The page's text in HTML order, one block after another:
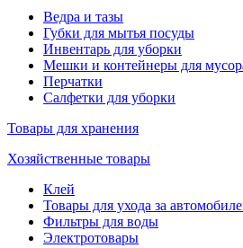
Ведра и тазы
Губки для мытья посуды
Инвентарь для уборки
Мешки и контейнеры для
Перчатки
Салфетки для уборки
Товары для хранения
Хозяйственные товары
Клей
Товары для ухода за
Фильтры для воды
Электротовары